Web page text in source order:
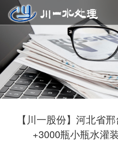
【川一股份】河北省
+3000瓶小瓶水灌